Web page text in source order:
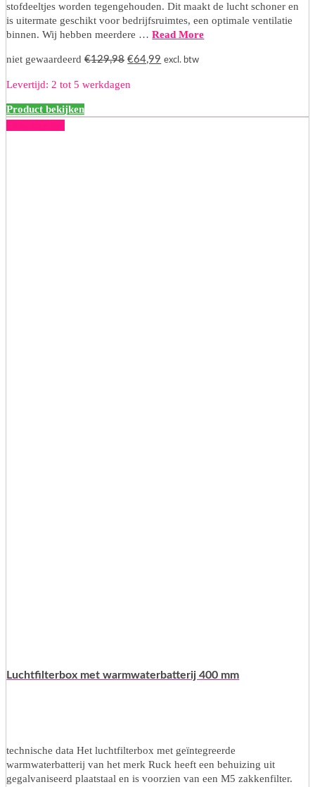
stofdeeltjes worden tegengehouden. Dit maakt de lucht schoner en
is uitermate geschikt voor bedrijfsruimtes, een optimale ventilatie
binnen. Wij hebben meerdere …Read More
niet gewaardeerd €129,98 Oorspronkelijke
was:
€64,99 Huidige
excl. btw
Levertijd: 2 tot 5 werkdagen
Product bekijken
Luchtfilterbox met warmwaterbatterij 400 mm
technische data Het luchtfilterbox met geïntegreerde
warmwaterbatterij van het merk Ruck heeft een behuizing uit
gegalvaniseerd plaatstaal en is voorzien van een M5 zakkenfilter.